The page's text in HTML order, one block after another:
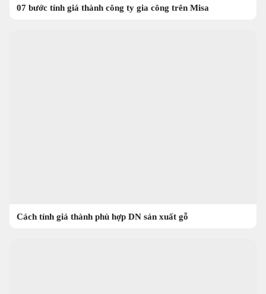
07 bước tính giá thành công ty gia công trên Misa
Cách tính giá thành phù hợp DN sản xuất gỗ